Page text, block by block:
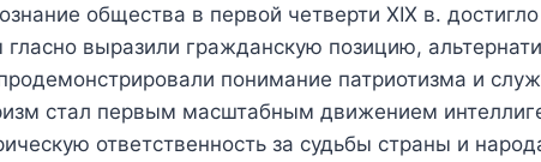
общества в первой четверти ХIХ в.
выразили гражданскую позицию,
понимание патриотизма и
стал первым масштабным движением
ответственность за судьбы страны и